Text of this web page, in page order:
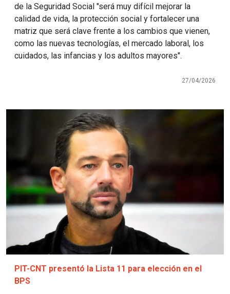
de la Seguridad Social "será muy difícil mejorar la
calidad de vida, la protección social y fortalecer una
matriz que será clave frente a los cambios que vienen,
como las nuevas tecnologías, el mercado laboral, los
cuidados, las infancias y los adultos mayores".
27/04/2026
PIT-CNT presentó la Lista 11 para elección en el
BPS